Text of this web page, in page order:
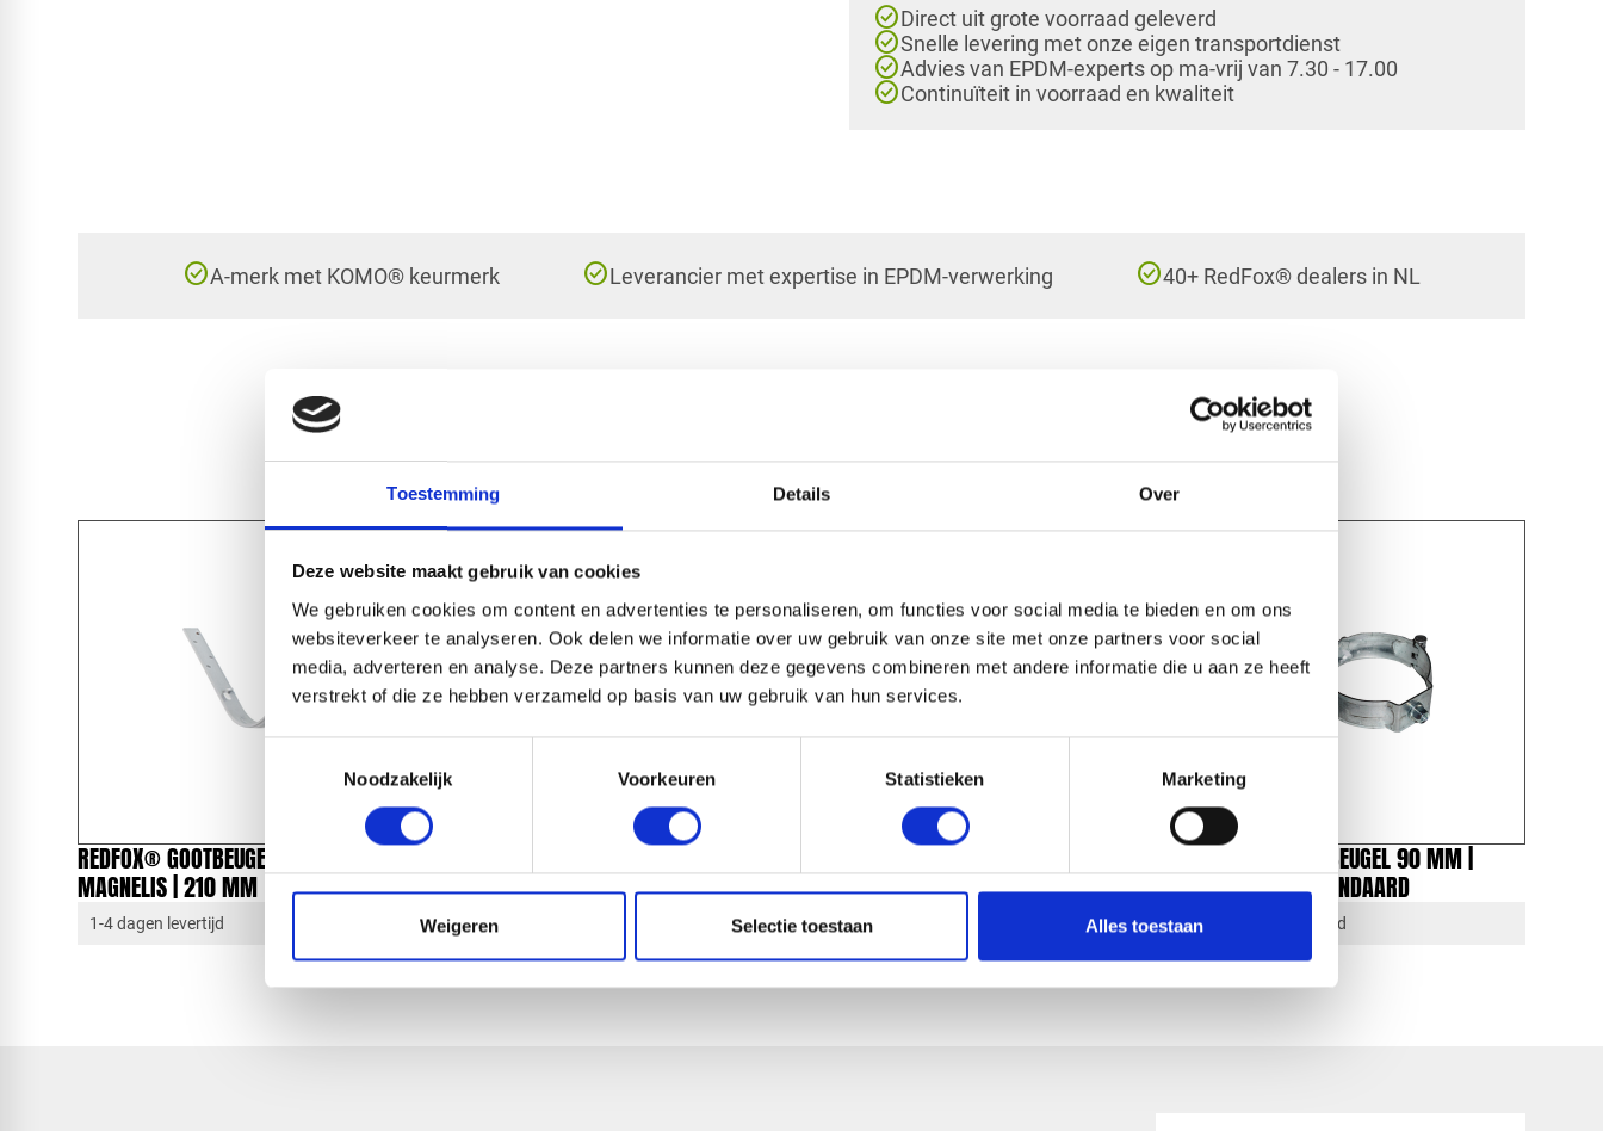
Toestemming Details Over
Deze website maakt gebruik van cookies
We gebruiken cookies om content en advertenties te personaliseren, om functies voor social media te bieden en om ons
websiteverkeer te analyseren. Ook delen we informatie over uw gebruik van onze site met onze partners voor social
media, adverteren en analyse. Deze partners kunnen deze gegevens combineren met andere informatie die u aan ze heeft
verstrekt of die ze hebben verzameld op basis van uw gebruik van hun services.
Noodzakelijk
Voorkeuren Statistieken Marketing
Weigeren Selectie toestaan Alles toestaan
check_circleDirect uit grote voorraad geleverd
check_circleSnelle levering met onze eigen transportdienst
check_circleAdvies van EPDM-experts op ma-vrij van 7.30 - 17.00
check_circleContinuïteit in voorraad en kwaliteit
check_circleA-merk met KOMO® keurmerk check_circleLeverancier met expertise in EPDM-verwerking check_circle40+ RedFox® dealers in NL
HANDIG OM ER BIJ TE KOPEN
REDFOX® GOOTBEUGEL 125 MM |
MAGNELIS | 210 MM
1-4 dagen levertijd
REDFOX® GOOTBEUGEL 125 MM |
MAGNELIS | KORT
1-4 dagen levertijd
REDFOX® GOOTBEUGEL 125 MM |
MAGNELIS | STANDAARD
1-4 dagen levertijd
REDFOX® PIJPBEUGEL 90 MM |
MAGNELIS | STANDAARD
1-4 dagen levertijd